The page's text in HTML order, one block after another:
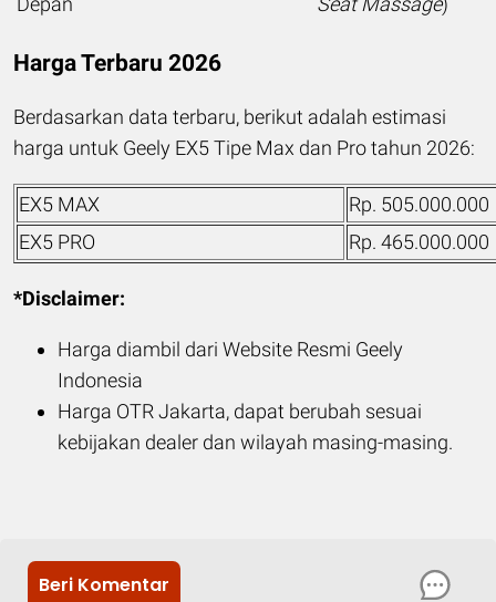
Harga Terbaru 2026
Berdasarkan data terbaru, berikut adalah estimasi
harga untuk Geely EX5 Tipe Max dan Pro tahun 2026:
EX5 MAX
Rp. 505.000.000
EX5 PRO
Rp. 465.000.000
*Disclaimer:
Harga diambil dari Website Resmi Geely
Indonesia
Harga OTR Jakarta, dapat berubah sesuai
kebijakan dealer dan wilayah masing-masing.
Beri Komentar